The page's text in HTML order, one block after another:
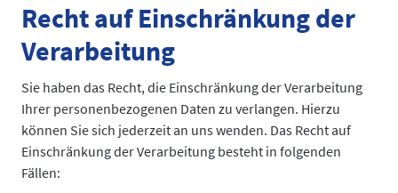
Recht auf Einschränkung der
Verarbeitung
Sie haben das Recht, die Einschränkung der Verarbeitung
Ihrer personenbezogenen Daten zu verlangen. Hierzu
können Sie sich jederzeit an uns wenden. Das Recht auf
Einschränkung der Verarbeitung besteht in folgenden
Fällen: